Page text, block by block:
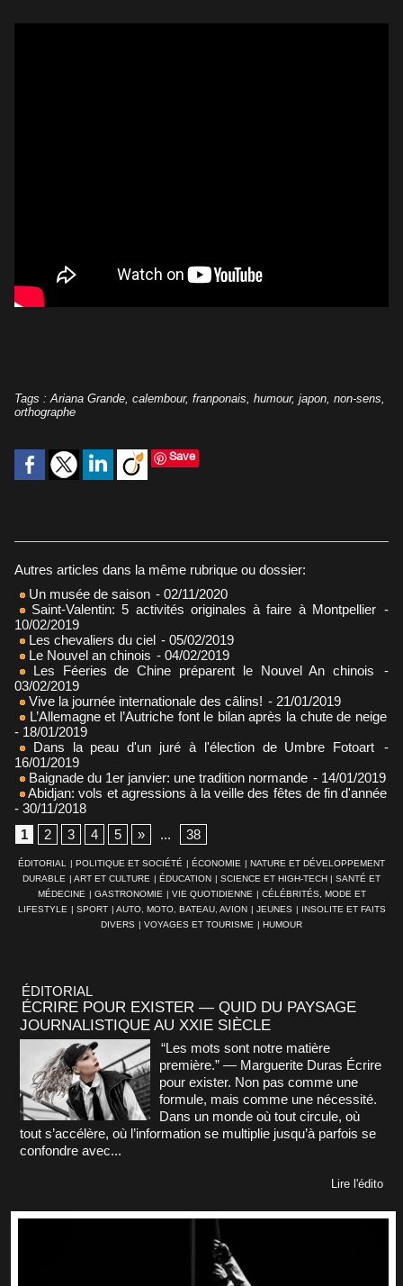
Tags :Ariana Grande, calembour, franponais, humour, japon, non-sens,
orthographe
Save
Autres articles dans la même rubrique ou dossier:
Un musée de saison - 02/11/2020
Saint-Valentin: 5 activités originales à faire à Montpellier -
10/02/2019
Les chevaliers du ciel - 05/02/2019
Le Nouvel an chinois - 04/02/2019
Les Féeries de Chine préparent le Nouvel An chinois
-
03/02/2019
Vive la journée internationale des câlins! - 21/01/2019
L’Allemagne et l’Autriche font le bilan après la chute de neige
- 18/01/2019
Dans la peau d'un juré à l'élection de Umbre Fotoart
-
16/01/2019
Baignade du 1er janvier: une tradition normande - 14/01/2019
Abidjan: vols et agressions à la veille des fêtes de fin d'année
- 30/11/2018
1
2 3 4 5 » ... 38
ÉDITORIAL POLITIQUE ET SOCIÉTÉ ÉCONOMIE
NATURE ET DÉVELOPPEMENT
DURABLE
ART ET CULTURE ÉDUCATION SCIENCE ET HIGH-TECH
SANTÉ ET
MÉDECINE
GASTRONOMIE VIE QUOTIDIENNE
CÉLÉBRITÉS, MODE ET
LIFESTYLE
SPORT AUTO, MOTO, BATEAU, AVION JEUNES
INSOLITE ET FAITS
DIVERS
VOYAGES ET TOURISME HUMOUR
ÉDITORIAL
ÉCRIRE POUR EXISTER — QUID DU PAYSAGE
JOURNALISTIQUE AU XXIE SIÈCLE
“Les mots sont notre matière
première.” — Marguerite Duras Écrire
pour exister. Non pas comme une
formule, mais comme une nécessité.
Dans un monde où tout circule, où
tout s’accélère, où l’information se multiplie jusqu’à parfois se
confondre avec...
Lire l'édito